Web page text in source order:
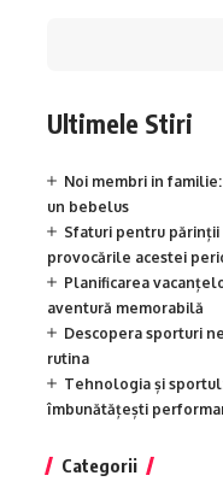
Ultimele Stiri
Noi membri in
un bebelus
Sfaturi pentru
provocările acestei
Planificarea
aventură memorabilă
Descopera sporturi
rutina
Tehnologia și
îmbunătățești
Categorii